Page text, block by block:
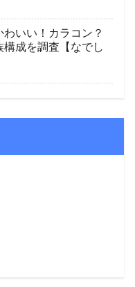
いい！カラコン？
成を調査【なでし